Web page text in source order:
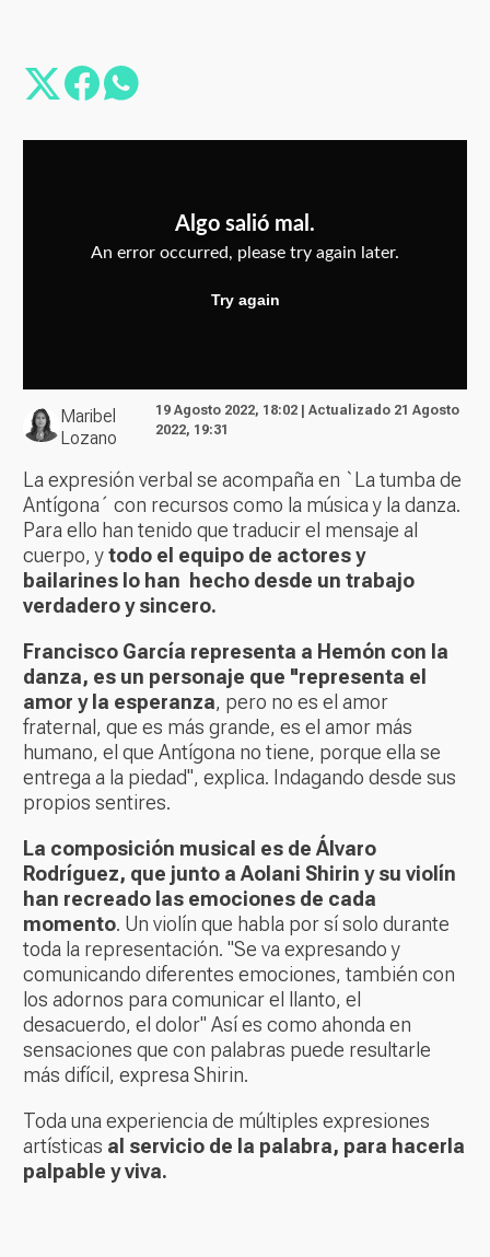
Maribel
Lozano
19 Agosto 2022, 18:02 | Actualizado 21 Agosto
2022, 19:31
La expresión verbal se acompaña en `La tumba de
Antígona´ con recursos como la música y la danza.
Para ello han tenido que traducir el mensaje al
cuerpo, ytodo el equipo de actores y
bailarines lo han hecho desde un trabajo
verdadero y sincero.
Francisco García representa a Hemón con la
danza, es un personaje que "representa el
amor y la esperanza, pero no es el amor
fraternal, que es más grande, es el amor más
humano, el que Antígona no tiene, porque ella se
entrega a la piedad", explica. Indagando desde sus
propios sentires.
La composición musical es de Álvaro
Rodríguez, que junto a Aolani Shirin y su violín
han recreado las emociones de cada
momento. Un violín que habla por sí solo durante
toda la representación. "Se va expresando y
comunicando diferentes emociones, también con
los adornos para comunicar el llanto, el
desacuerdo, el dolor" Así es como ahonda en
sensaciones que con palabras puede resultarle
más difícil, expresa Shirin.
Toda una experiencia de múltiples expresiones
artísticas al servicio de la palabra, para hacerla
palpable y viva.